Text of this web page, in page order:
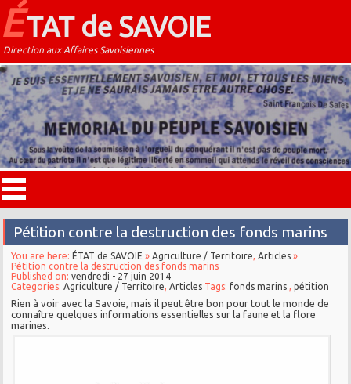
ÉTAT de SAVOIE
Direction aux Affaires Savoisiennes
Pétition contre la destruction des fonds marins
You are here: ÉTAT de SAVOIE »Agriculture / Territoire,Articles »
Pétition contre la destruction des fonds marins
Published on:vendredi - 27 juin 2014
Categories:Agriculture / Territoire,Articles Tags:fonds marins ,pétition
Rien à voir avec la Savoie, mais il peut être bon pour tout le monde de
connaître quelques informations essentielles sur la faune et la flore
marines.